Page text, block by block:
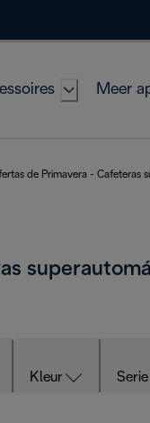
Meer
de Primavera - Cafeteras
Kleur Serie